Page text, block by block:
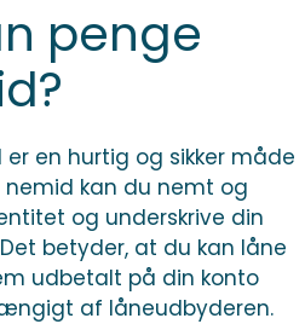
penge
en hurtig og sikker måde
kan du nemt og
og underskrive din
betyder, at du kan låne
udbetalt på din konto
af låneudbyderen.